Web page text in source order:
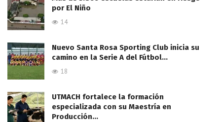
por El Niño
14
Nuevo Santa Rosa Sporting Club inicia su
camino en la Serie A del Fútbol…
18
UTMACH fortalece la formación
especializada con su Maestría en
Producción…